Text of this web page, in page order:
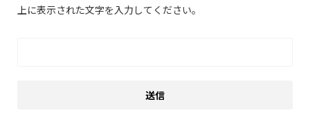
上に表示された文字を入力してください。